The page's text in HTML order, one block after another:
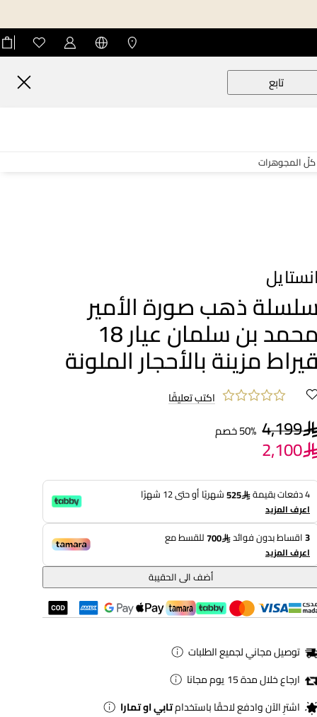
تابع
المجوهرات
انستايل
سلسلة ذهب صورة الأمير
محمد بن سلمان عيار 18
قيراط مزينة بالأحجار الملونة
اكتب تعليقًا
4,199 50% خصم
2,100
4 دفعات بقيمة 525شهريًا أو حتى 12 شهرًا
اعرف المزيد
3اقساط بدون فوائد 700للقسط مع
اعرف المزيد
أضف الى الحقيبة
توصيل مجاني لجميع الطلبات
ارجاع خلال مدة 15 يوم مجانا
اشترِ الآن وادفع لاحقًا باستخدامتابي او تمارا